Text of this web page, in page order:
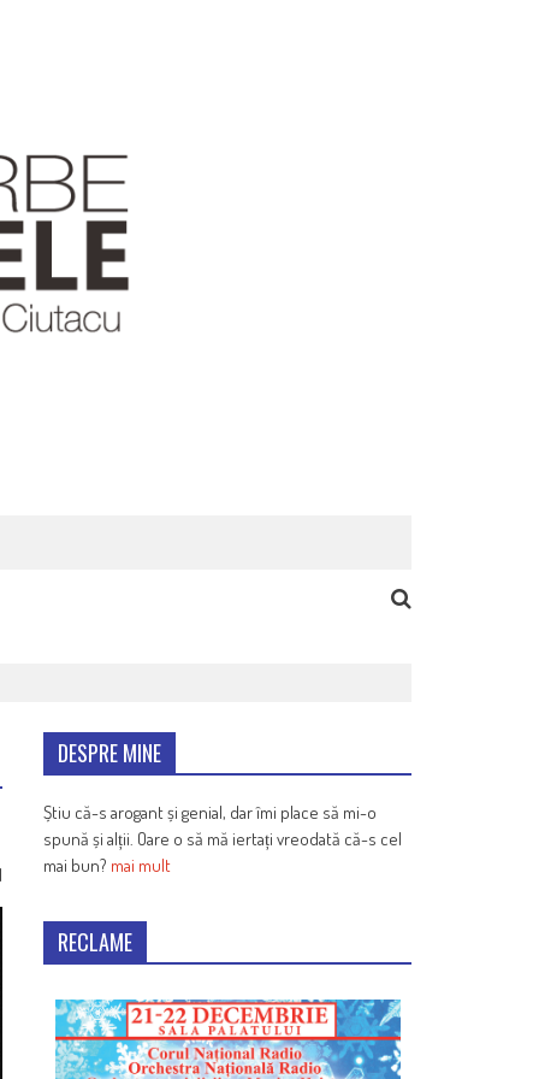
1
DESPRE MINE
Știu că-s arogant și genial, dar îmi place să mi-o
spună și alții. Oare o să mă iertați vreodată că-s cel
mai bun? mai mult
RECLAME